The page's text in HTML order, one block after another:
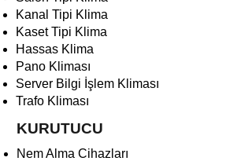
Kanal Tipi Klima
Kaset Tipi Klima
Hassas Klima
Pano Kliması
Server Bilgi İşlem Kliması
Trafo Kliması
KURUTUCU
Nem Alma Cihazları